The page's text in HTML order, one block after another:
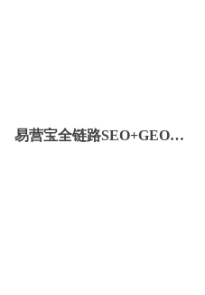
易营宝全链路SEO+GEO优